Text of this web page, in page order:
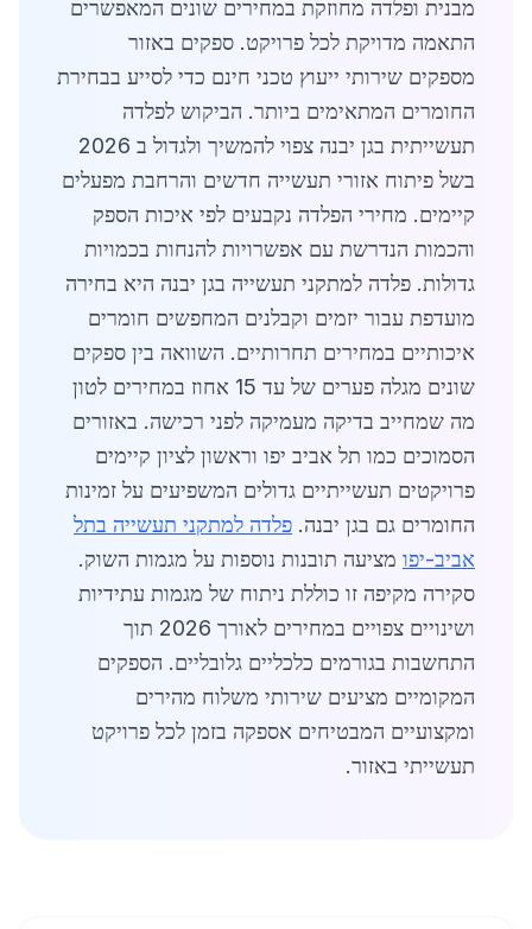
מבנית ופלדה מחוזקת במחירים שונים המאפשרים
התאמה מדויקת לכל פרויקט. ספקים באזור
מספקים שירותי ייעוץ טכני חינם כדי לסייע בבחירת
החומרים המתאימים ביותר. הביקוש לפלדה
תעשייתית בגן יבנה צפוי להמשיך ולגדול ב 2026
בשל פיתוח אזורי תעשייה חדשים והרחבת מפעלים
קיימים. מחירי הפלדה נקבעים לפי איכות הספק
והכמות הנדרשת עם אפשרויות להנחות בכמויות
גדולות. פלדה למתקני תעשייה בגן יבנה היא בחירה
מועדפת עבור יזמים וקבלנים המחפשים חומרים
איכותיים במחירים תחרותיים. השוואה בין ספקים
שונים מגלה פערים של עד 15 אחוז במחירים לטון
מה שמחייב בדיקה מעמיקה לפני רכישה. באזורים
הסמוכים כמו תל אביב יפו וראשון לציון קיימים
פרויקטים תעשייתיים גדולים המשפיעים על זמינות
החומרים גם בגן יבנה. פלדה למתקני תעשייה בתל
אביב-יפו מציעה תובנות נוספות על מגמות השוק.
סקירה מקיפה זו כוללת ניתוח של מגמות עתידיות
ושינויים צפויים במחירים לאורך 2026 תוך
התחשבות בגורמים כלכליים גלובליים. הספקים
המקומיים מציעים שירותי משלוח מהירים
ומקצועיים המבטיחים אספקה בזמן לכל פרויקט
תעשייתי באזור.